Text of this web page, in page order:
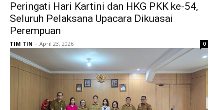
Peringati Hari Kartini dan HKG PKK ke-54,
Seluruh Pelaksana Upacara Dikuasai
Perempuan
TIM TIN - April 23, 2026 0